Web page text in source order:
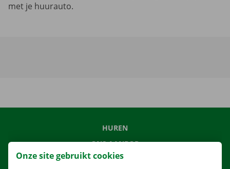
met je huurauto.
HUREN
ONS AANBOD
ONZE DIENSTEN
Onze site gebruikt cookies